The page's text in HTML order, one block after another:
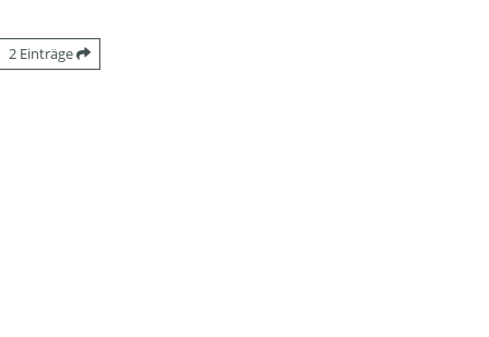
2 Einträge